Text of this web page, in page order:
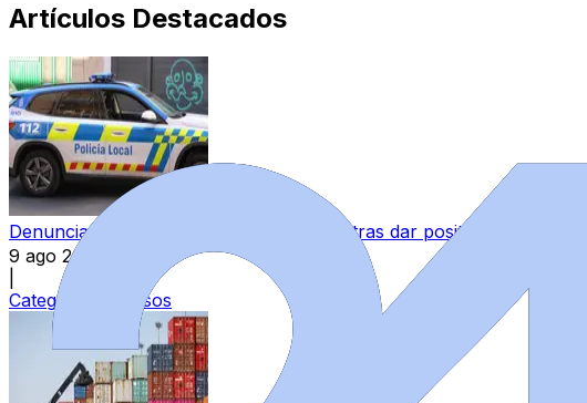
Artículos Destacados
Denunciado un motorista en Salamanca tras dar positivo en
9 ago 2026
Categoría:
Sucesos